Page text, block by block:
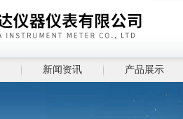
新闻资讯 产品展示